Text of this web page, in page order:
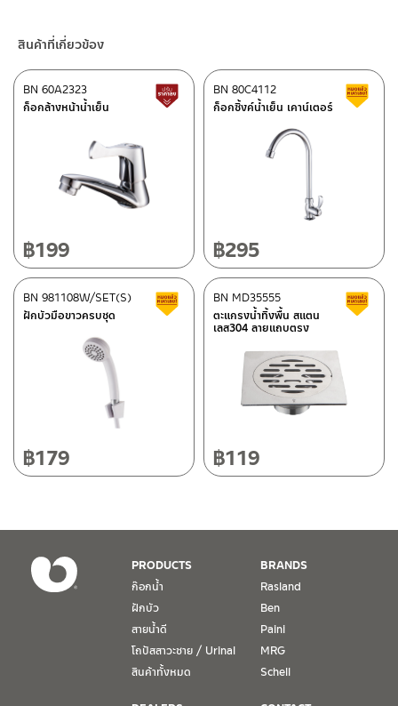
4. ห้ามใช้แปรง วัสดุแข็ง หยาบ ห้ามใช้ฝอยขัดทำความสะอาด ขัดหรือถู
ศูนย์บริการและอะไหล่ กรุงเทพฯ
662/61-62 ถนน พระราม3 แขวงบางโพงพาง เขตยานนาวา กรุงเทพฯ
โทร: 02-358-0080 / 080-075-8668 / 091-545-0556
ศูนย์บริการและอะไหล่ เชียงใหม่
118/33 โครงการอรสิริน ม.8 ต.สันปูเลย อ.ดอยสะเก็ด เชียงใหม่
โทร: 080-075-2626
วันจันทร์ – วันศุกร์ เวลา 8:30-17:30 น.
วันเสาร์ เวลา 8:30-15:00 น.
1. การรับประกัน จะต้องมีหลักฐานการซื้อ หรือ ใบเสร็จ โดยทางบริษัทฯ
ขอตรวจสอบโดยนับวันซื้อขายเป็นสำคัญ ทางบริษัทฯ ไม่สามารถให้
เงื่อนไขการรับประกันสินค้าได้ หากไม่มีเอกสารดังกล่าว
2. การรับประกันสินค้า จะรับประกันฉพาะสินค้าที่อยู่ในสภาพการใช้งาน
ปกติ หากมีตำหนิ ชำรุด ร้าว ตกพื้น หรือสภาพภายนอกอยู่ในสภาพที่ใช้
– Shopee
–Lazada
–ซื้อสินค้าชิ้นนี้บน Shopee>> คลิกที่นี่<<
ติดต่อพนักงานขาย / Contact Sales Staff
โทร: 02-285-5795
@charnpaiboon.sales
ติดต่อ ชาญไพบูลย์ / Contact Us
สินค้าที่เกี่ยวข้อง
ก็อกล้างหน้าน้ำเย็น
BN 60A2323 สินค้าปรับราคาลดลง
฿199
ก็อกซิ้งค์น้ำเย็น เคาน์เตอร์
BN 80C4112
฿295
ฝักบัวมือขาวครบชุด
BN 981108W/SET(S) สินค้าลดราคา เคลียร์สต็อก
฿179
ตะแกรงน้ำทิ้งพื้น สแตน
เลส304 ลายแถบตรง
BN MD35555
฿119
PRODUCTS
ก๊อกน้ำ
ฝักบัว
สายน้ำดี
โถปัสสาวะชาย / Urinal
สินค้าทั้งหมด
BRANDS
Rasland
Ben
Paini
MRG
Schell